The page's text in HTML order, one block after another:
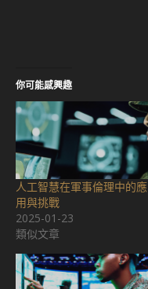
你可能感興趣
人工智慧在軍事倫理中的應
用與挑戰
2025-01-23
類似文章